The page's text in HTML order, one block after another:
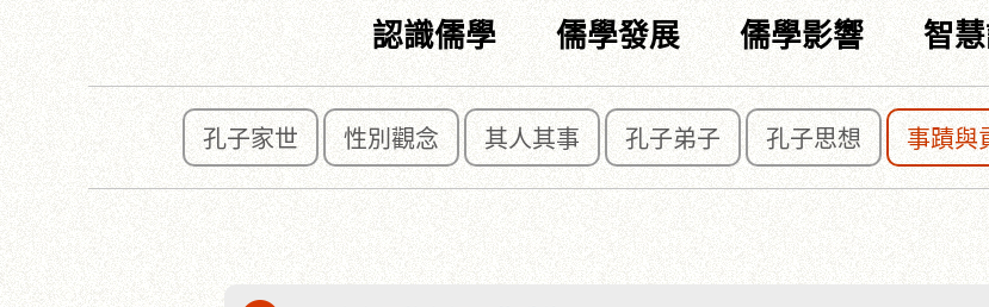
認識儒學 儒學發展 儒學影響 智
孔子家世 性別觀念 其人其事 孔子弟子 孔子思想 事蹟與
:::